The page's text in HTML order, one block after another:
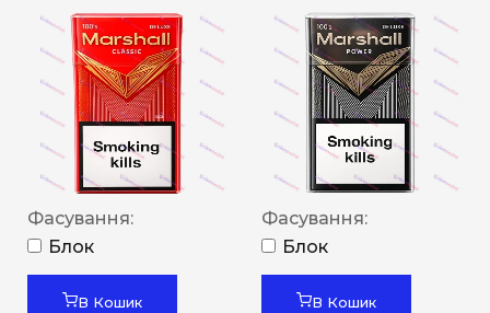
Фасування:
Блок
В Кошик
Фасування:
Блок
В Кошик